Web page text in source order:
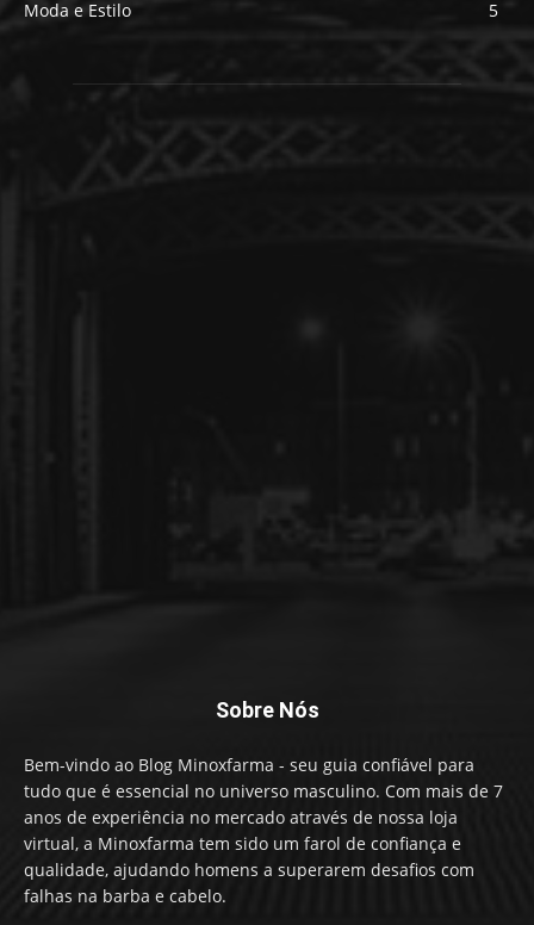
Moda e Estilo
5
Sobre Nós
Bem-vindo ao Blog Minoxfarma - seu guia confiável para
tudo que é essencial no universo masculino. Com mais de 7
anos de experiência no mercado através de nossa loja
virtual, a Minoxfarma tem sido um farol de confiança e
qualidade, ajudando homens a superarem desafios com
falhas na barba e cabelo.